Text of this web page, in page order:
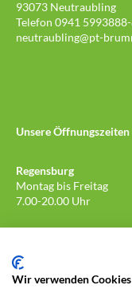
93073 Neutraubling
Telefon 0941
neutraubling@pt-
Unsere Öffnungszeiten
Regensburg
Montag bis Freitag
7.00-20.00 Uhr
Montag bis Donnerstag
7.30-19.00 Uhr
Freitag
Wir verwenden Cookies